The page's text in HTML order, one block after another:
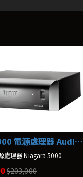
Niagara 5000 電源處理器 AudioQuest
處理器 Niagara 5000
$203,000